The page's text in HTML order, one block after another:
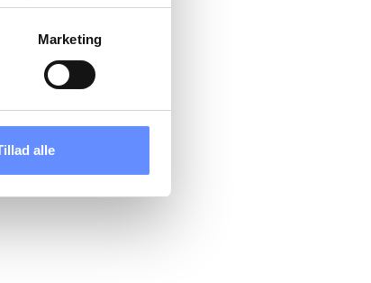
være placeret i usikre
overordnede
behandle
Marketing
alle